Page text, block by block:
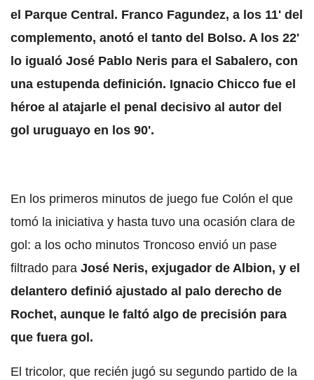
el Parque Central. Franco Fagundez, a los 11' del
complemento, anotó el tanto del Bolso. A los 22'
lo igualó José Pablo Neris para el Sabalero, con
una estupenda definición. Ignacio Chicco fue el
héroe al atajarle el penal decisivo al autor del
gol uruguayo en los 90'.
En los primeros minutos de juego fue Colón el que
tomó la iniciativa y hasta tuvo una ocasión clara de
gol: a los ocho minutos Troncoso envió un pase
filtrado para José Neris, exjugador de Albion, y el
delantero definió ajustado al palo derecho de
Rochet, aunque le faltó algo de precisión para
que fuera gol.
El tricolor, que recién jugó su segundo partido de la